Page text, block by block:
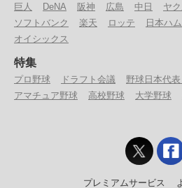
巨人 DeNA 阪神 広島 中日 ヤ
ソフトバンク
楽天 ロッテ 日本ハム
オイシックス
特集
プロ野球 ドラフト会議
野球日本代
アマチュア野球
高校野球 大学野球
プレミアムサービス